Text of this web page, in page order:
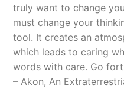
truly want to change
must change your
tool. It creates an
which leads to caring
words with care. Go
– Akon, An